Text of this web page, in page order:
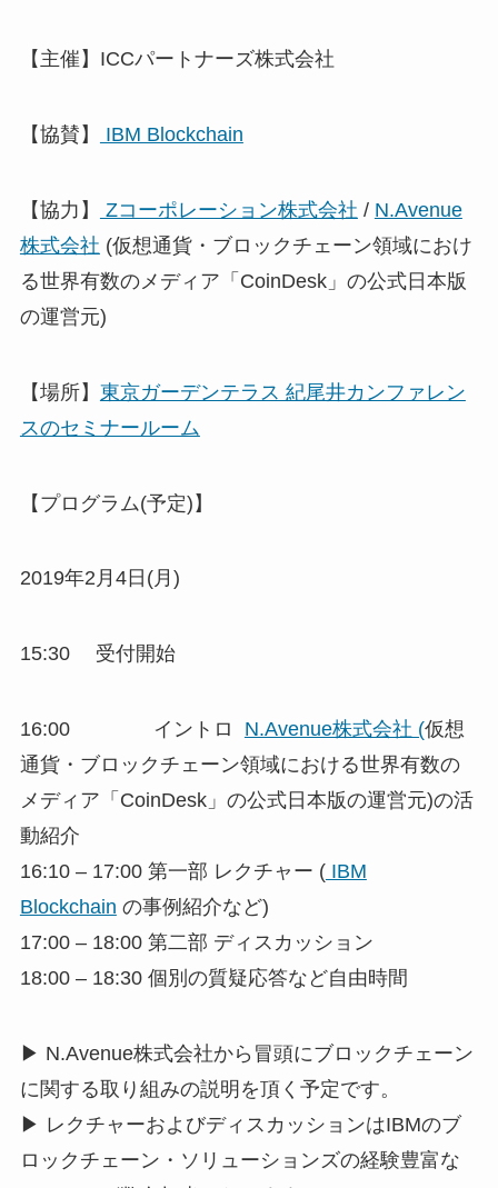
【主催】ICCパートナーズ株式会社
【協賛】 IBM Blockchain
【協力】 Zコーポレーション株式会社 / N.Avenue
株式会社 (仮想通貨・ブロックチェーン領域におけ
る世界有数のメディア「CoinDesk」の公式日本版
の運営元)
【場所】 東京ガーデンテラス 紀尾井カンファレン
スのセミナールーム
【プログラム(予定)】
2019年2月4日(月)
15:30 受付開始
16:00 イントロ N.Avenue株式会社 (仮想
通貨・ブロックチェーン領域における世界有数の
メディア「CoinDesk」の公式日本版の運営元)の活
動紹介
16:10 – 17:00 第一部 レクチャー (IBM
Blockchain の事例紹介など)
17:00 – 18:00 第二部 ディスカッション
18:00 – 18:30 個別の質疑応答など自由時間
▶ N.Avenue株式会社から冒頭にブロックチェーン
に関する取り組みの説明を頂く予定です。
▶ レクチャーおよびディスカッションはIBMのブ
ロックチェーン・ソリューションズの経験豊富な